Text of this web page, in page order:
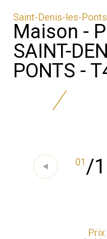
Saint-Denis-les-
Maison -
SAINT-
PONTS -
01 /
Prix